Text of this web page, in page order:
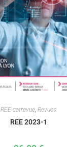
REE catrevue, Revues
REE 2023-1